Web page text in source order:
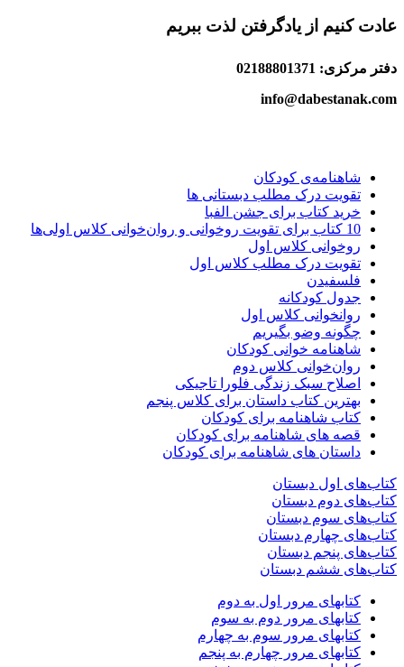
عادت کنیم از یادگرفتن لذت ببریم
دفتر مرکزی: 02188801371
info@dabestanak.com
شاهنامه‌ی کودکان
تقویت درک مطلب دبستانی ها
خرید کتاب برای جشن الفبا
10 کتاب برای تقویت روخوانی و روان‌خوانی کلاس اولی‌ها
روخوانی کلاس اول
تقویت درک مطلب کلاس اول
فلسفیدن
جدول کودکانه
روانخوانی کلاس اول
چگونه وضو بگیریم
شاهنامه خوانی کودکان
روان‌خوانی کلاس دوم
اصلاح سبک زندگی فلورا تاجیکی
بهترین کتاب داستان برای کلاس پنجم
کتاب شاهنامه برای کودکان
قصه های شاهنامه برای کودکان
داستان های شاهنامه برای کودکان
کتاب‌های اول دبستان
کتاب‌های دوم دبستان
کتاب‌های سوم دبستان
کتاب‌های چهارم دبستان
کتاب‌های پنجم دبستان
کتاب‌های ششم دبستان
کتابهای مرور اول به دوم
کتابهای مرور دوم به سوم
کتابهای مرور سوم به چهارم
کتابهای مرور چهارم به پنجم